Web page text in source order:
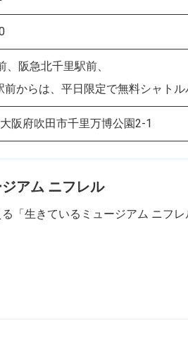
、阪急北千里駅前、
前からは、平日限定で無料シャト
阪府吹田市千里万博公園2-1
アム ニフレル
「生きているミュージアム ニフレ